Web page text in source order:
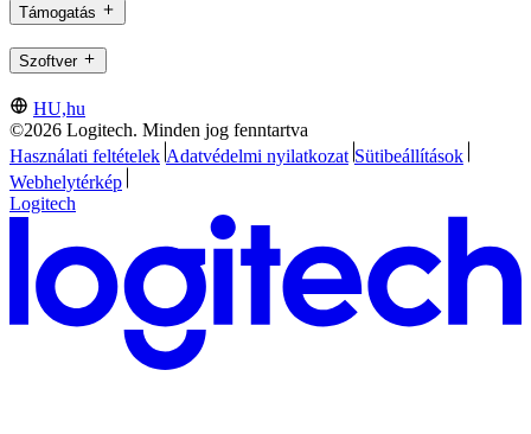
Támogatás
Szoftver
HU,hu
©2026 Logitech. Minden jog fenntartva
Használati feltételek Adatvédelmi nyilatkozat Sütibeállítások
Webhelytérkép
Logitech